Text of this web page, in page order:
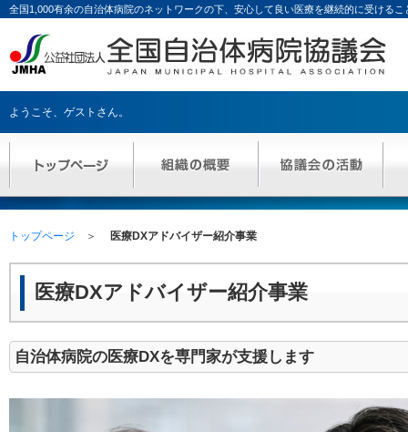
全国1,000有余の自治体病院のネットワークの下、安心して良い医療を継続的に受ける
ようこそ、 ゲストさん。
トップページ 医療DXアドバイザー紹介事業
医療DXアドバイザー紹介事業
自治体病院の医療DXを専門家が支援します